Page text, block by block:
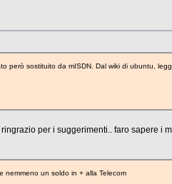
sostituito da mISDN. Dal wiki di ubuntu,
per i suggerimenti.. faro sapere i
nemmeno un soldo in + alla Telecom